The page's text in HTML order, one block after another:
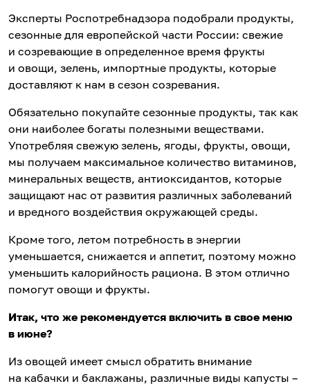
Эксперты Роспотребнадзора подобрали продукты,
сезонные для европейской части России: свежие
и созревающие в определенное время фрукты
и овощи, зелень, импортные продукты, которые
доставляют к нам в сезон созревания.
Обязательно покупайте сезонные продукты, так как
они наиболее богаты полезными веществами.
Употребляя свежую зелень, ягоды, фрукты, овощи,
мы получаем максимальное количество витаминов,
минеральных веществ, антиоксидантов, которые
защищают нас от развития различных заболеваний
и вредного воздействия окружающей среды.
Кроме того, летом потребность в энергии
уменьшается, снижается и аппетит, поэтому можно
уменьшить калорийность рациона. В этом отлично
помогут овощи и фрукты.
Итак, что же рекомендуется включить в свое меню
в июне?
Из овощей имеет смысл обратить внимание
на кабачки и баклажаны, различные виды капусты –